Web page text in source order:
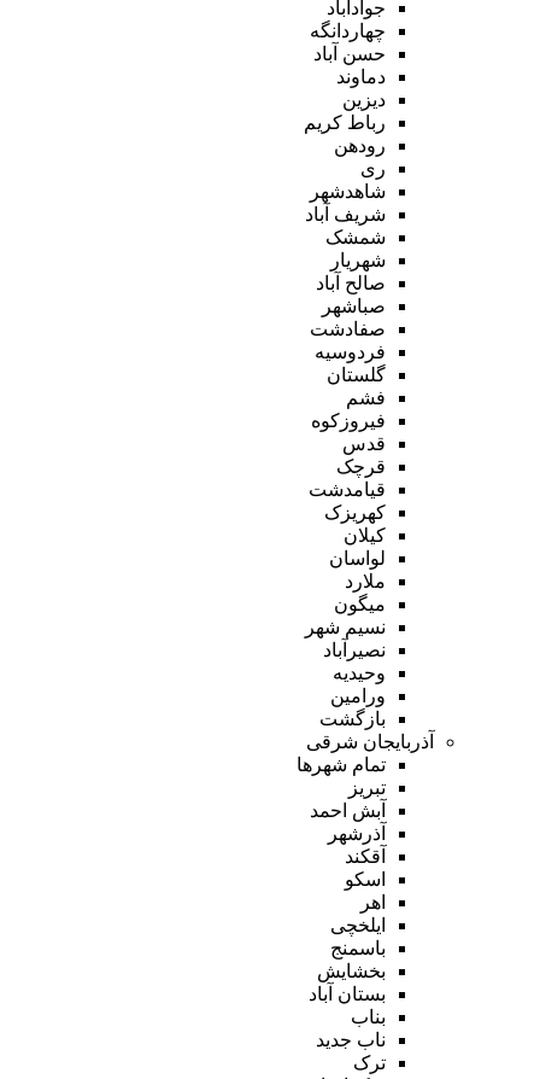
جوادآباد
چهاردانگه
حسن آباد
دماوند
دیزین
رباط کریم
رودهن
ری
شاهدشهر
شریف آباد
شمشک
شهریار
صالح آباد
صباشهر
صفادشت
فردوسیه
گلستان
فشم
فیروزکوه
قدس
قرچک
قیامدشت
کهریزک
کیلان
لواسان
ملارد
میگون
نسیم شهر
نصیرآباد
وحیدیه
ورامین
بازگشت
آذربایجان شرقی
تمام شهر‌ها
تبریز
آبش احمد
آذرشهر
آقکند
اسکو
اهر
ایلخچی
باسمنج
بخشایش
بستان آباد
بناب
ناب جدید
ترک